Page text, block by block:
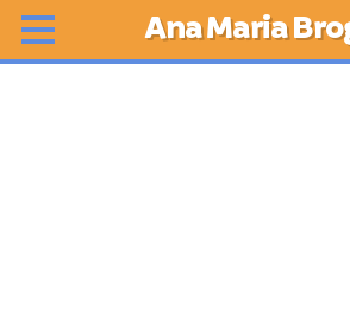
Ana Maria